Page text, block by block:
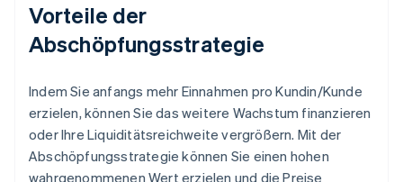
Vorteile der
Abschöpfungsstrategie
Indem Sie anfangs mehr Einnahmen pro Kundin/Kunde
erzielen, können Sie das weitere Wachstum finanzieren
oder Ihre Liquiditätsreichweite vergrößern. Mit der
Abschöpfungsstrategie können Sie einen hohen
wahrgenommenen Wert erzielen und die Preise